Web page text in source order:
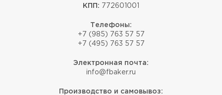
КПП: 772601001
Телефоны:
+7 (985) 763 57 57
+7 (495) 763 57 57
Электронная почта:
info@fbaker.ru
Производство и самовывоз: